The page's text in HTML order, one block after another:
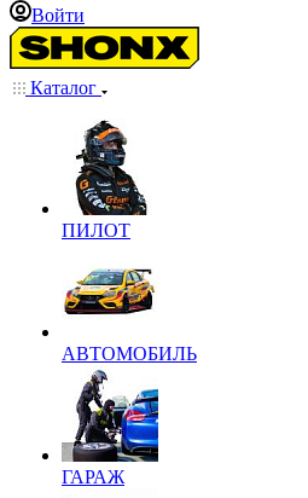
Войти
Каталог
ПИЛОТ
АВТОМОБИЛЬ
ГАРАЖ